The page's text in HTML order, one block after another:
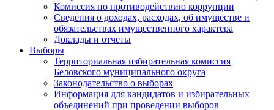
Комиссия по противодействию коррупции
Сведения о доходах, расходах, об имуществе и
обязательствах имущественного характера
Доклады и отчеты
Выборы
Территориальная избирательная комиссия
Беловского муниципального округа
Законодательство о выборах
Информация для кандидатов и избирательных
объединений при проведении выборов